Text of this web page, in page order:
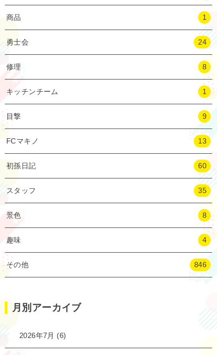
商品 1
勇士会 24
修理 8
キッチンチーム 1
目撃 9
FCマキノ 13
初孫日記 60
スタッフ 35
景色 8
趣味 4
その他 846
月別アーカイブ
2026年7月 (6)